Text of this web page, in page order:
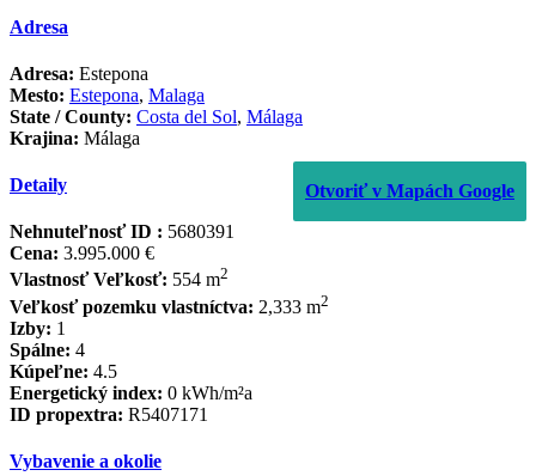
Adresa
Adresa: Estepona
Mesto: Estepona, Malaga
State / County: Costa del Sol, Málaga
Krajina: Málaga
Otvoriť v Mapách Google
Detaily
Nehnuteľnosť ID : 5680391
Cena: 3.995.000 €
Vlastnosť Veľkosť: 554 m2
Veľkosť pozemku vlastníctva: 2,333 m2
Izby: 1
Spálne: 4
Kúpeľne: 4.5
Energetický index: 0 kWh/m²a
ID propextra: R5407171
Vybavenie a okolie